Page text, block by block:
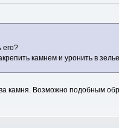
его?
камнем и уронить в
камня. Возможно подобным